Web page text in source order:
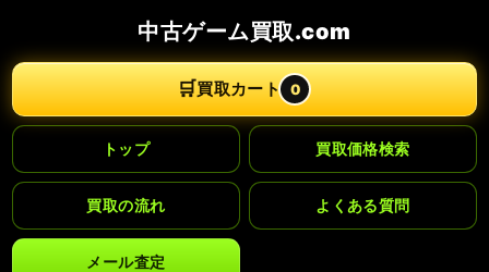
中古ゲーム買取.com
🛒買取カート 0
トップ 買取価格検索
買取の流れ よくある質問
メール査定